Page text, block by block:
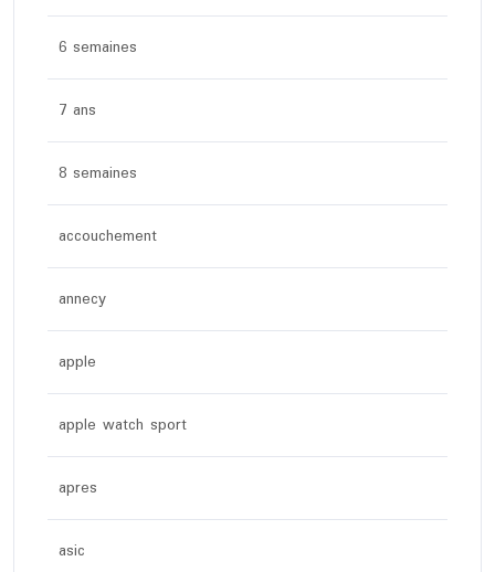
6 semaines
7 ans
8 semaines
accouchement
annecy
apple
apple watch sport
apres
asic